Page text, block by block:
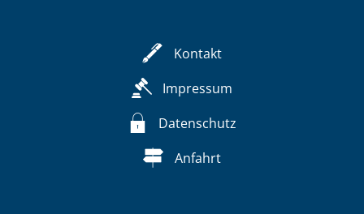
Kontakt
Impressum
Datenschutz
Anfahrt